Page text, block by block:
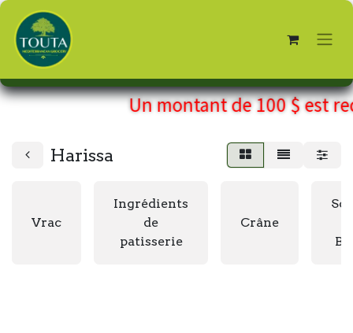
Un montant de100 $est
Harissa
Vrac
Ingrédients
de
patisserie
Crâne